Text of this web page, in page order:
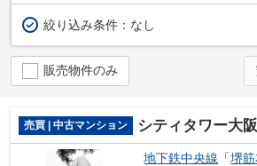
絞り込み条件： なし
販売物件のみ
売買 | 中古マンション シティタワー大阪
地下鉄中央線 「堺